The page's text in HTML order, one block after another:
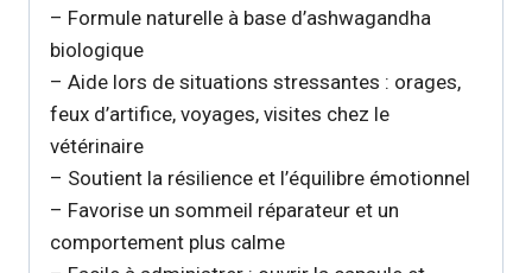
– Formule naturelle à base d’ashwagandha
biologique
– Aide lors de situations stressantes : orages,
feux d’artifice, voyages, visites chez le
vétérinaire
– Soutient la résilience et l’équilibre émotionnel
– Favorise un sommeil réparateur et un
comportement plus calme